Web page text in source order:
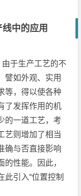
中的应用
于生产工艺的不
譬如外观、实用
等，得以使各种
了发挥作用的机
的一道工艺，考
艺则增加了相当
确与否直接影响
性能。因此，
引入“位置控制